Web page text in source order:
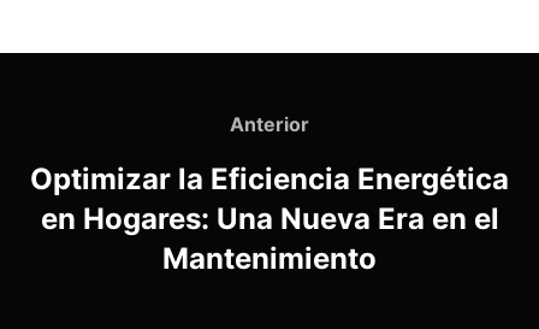
entradas
Anterior
Anterior
Optimizar la Eficiencia Energética
en Hogares: Una Nueva Era en el
Mantenimiento